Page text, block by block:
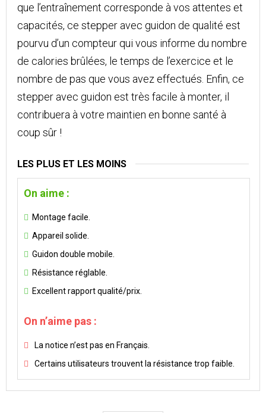
que l’entraînement corresponde à vos attentes et
capacités, ce stepper avec guidon de qualité est
pourvu d’un compteur qui vous informe du nombre
de calories brûlées, le temps de l’exercice et le
nombre de pas que vous avez effectués. Enfin, ce
stepper avec guidon est très facile à monter, il
contribuera à votre maintien en bonne santé à
coup sûr !
LES PLUS ET LES MOINS
On aime :
Montage facile.
Appareil solide.
Guidon double mobile.
Résistance réglable.
Excellent rapport qualité/prix.
On n’aime pas :
La notice n’est pas en Français.
Certains utilisateurs trouvent la résistance trop faible.